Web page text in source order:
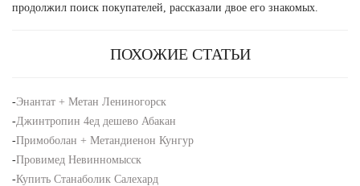
продолжил поиск покупателей, рассказали двое его знакомых.
ПОХОЖИЕ СТАТЬИ
-Энантат + Метан Лениногорск
-Джинтропин 4ед дешево Абакан
-Примоболан + Метандиенон Кунгур
-Провимед Невинномысск
-Купить Станаболик Салехард